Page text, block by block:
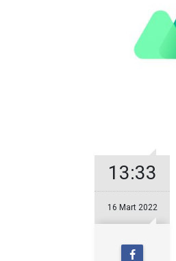
13:33
16 Mart 2022